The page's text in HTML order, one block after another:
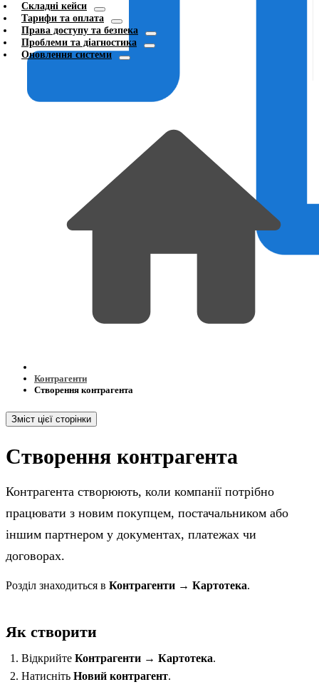
Складні кейси
Тарифи та оплата
Права доступу та безпека
Проблеми та діагностика
Оновлення системи
Контрагенти
Створення контрагента
Зміст цієї сторінки
Створення контрагента
Контрагента створюють, коли компанії потрібно
працювати з новим покупцем, постачальником або
іншим партнером у документах, платежах чи
договорах.
Розділ знаходиться в Контрагенти → Картотека.
Як створити
Відкрийте Контрагенти → Картотека.
Натисніть Новий контрагент.